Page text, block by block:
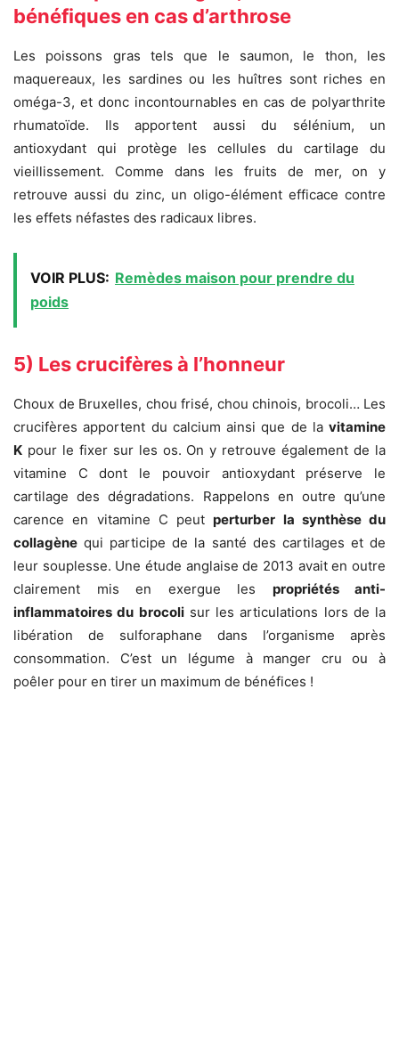
bénéfiques en cas d’arthrose
Les poissons gras tels que le saumon, le thon, les
maquereaux, les sardines ou les huîtres sont riches en
oméga-3, et donc incontournables en cas de polyarthrite
rhumatoïde. Ils apportent aussi du sélénium, un
antioxydant qui protège les cellules du cartilage du
vieillissement. Comme dans les fruits de mer, on y
retrouve aussi du zinc, un oligo-élément efficace contre
les effets néfastes des radicaux libres.
VOIR PLUS: Remèdes maison pour prendre du
poids
5) Les crucifères à l’honneur
Choux de Bruxelles, chou frisé, chou chinois, brocoli… Les
crucifères apportent du calcium ainsi que de la vitamine
K pour le fixer sur les os. On y retrouve également de la
vitamine C dont le pouvoir antioxydant préserve le
cartilage des dégradations. Rappelons en outre qu’une
carence en vitamine C peutperturber la synthèse du
collagène qui participe de la santé des cartilages et de
leur souplesse. Une étude anglaise de 2013 avait en outre
clairement mis en exergue les propriétés anti-
inflammatoires du brocolisur les articulations lors de la
libération de sulforaphane dans l’organisme après
consommation. C’est un légume à manger cru ou à
poêler pour en tirer un maximum de bénéfices !